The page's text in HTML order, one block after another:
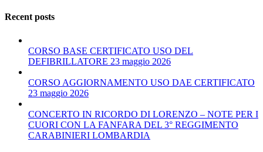
Recent posts
CORSO BASE CERTIFICATO USO DEL
DEFIBRILLATORE 23 maggio 2026
CORSO AGGIORNAMENTO USO DAE CERTIFICATO
23 maggio 2026
CONCERTO IN RICORDO DI LORENZO – NOTE PER I
CUORI CON LA FANFARA DEL 3° REGGIMENTO
CARABINIERI LOMBARDIA